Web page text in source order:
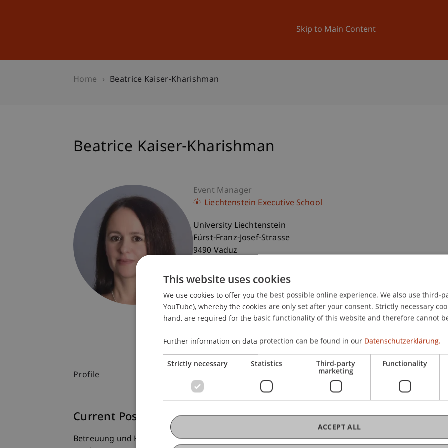
Skip to Main Content
University News and Events
Home Beatrice Kaiser-Kharishman
Beatrice Kaiser-Kharishman
Event Manager
Liechtenstein Executive School
University Liechtenstein
Fürst-Franz-Josef-Strasse
9490 Vaduz
T. +423 265 11 90
beatrice.kaiser@uni.li
Profile
Current Position
Betreuung und Koordination der Weiterbildungsangebote wie Intensivkurse, Seminare,
This website uses cookies
We use cookies to offer you the best possible online experience. We also use third-
YouTube), whereby the cookies are only set after your consent. Strictly necessary
hand, are required for the basic functionality of this website and therefore cannot
Further information on data protection can be found in our Datenschutzerklärung.
Strictly necessary Statistics Third-party
marketing
Functionality
ACCEPT ALL